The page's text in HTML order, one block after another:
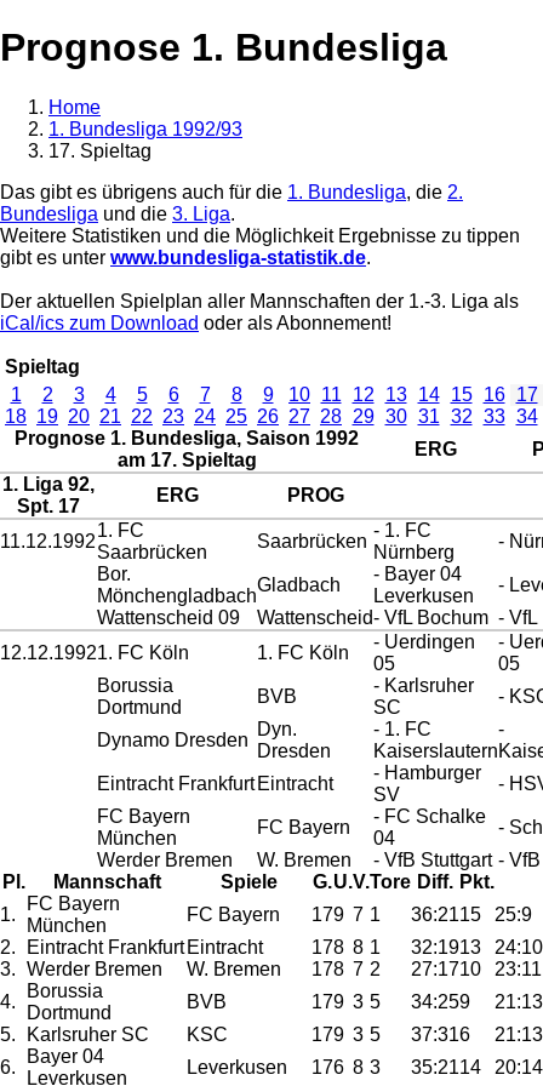
Prognose 1. Bundesliga
Home
1. Bundesliga 1992/93
17. Spieltag
Das gibt es übrigens auch für die 1. Bundesliga, die 2.
Bundesliga und die 3. Liga.
Weitere Statistiken und die Möglichkeit Ergebnisse zu tippen
gibt es unter www.bundesliga-statistik.de.
Der aktuellen Spielplan aller Mannschaften der 1.-3. Liga als
iCal/ics zum Download oder als Abonnement!
Spieltag
1
2 3 4 5 6 7 8 9 10 11 12 13 14 15 16
17
18 19 20 21 22 23 24 25 26 27 28 29 30 31 32 33 34
Prognose 1. Bundesliga, Saison 1992
am 17. Spieltag
ERG
1. Liga 92,
Spt. 17
ERG PROG
11.12.1992
1. FC
Saarbrücken
Saarbrücken
- 1. FC
Nürnberg
-
Bor.
Mönchengladbach
Gladbach
- Bayer 04
Leverkusen
-
Wattenscheid 09
Wattenscheid- VfL Bochum - VfL
12.12.19921. FC Köln 1. FC Köln
- Uerdingen
05
-
05
Borussia
Dortmund
BVB
- Karlsruher
SC
-
Dynamo Dresden
Dyn.
Dresden
- 1. FC
Kaiserslautern
-
Eintracht Frankfurt Eintracht
- Hamburger
SV
-
FC Bayern
München
FC Bayern
- FC Schalke
04
-
Werder Bremen
W. Bremen - VfB Stuttgart -
Pl.
Mannschaft Spiele G.U.V.Tore Diff. Pkt.
1.
FC Bayern
München
FC Bayern 179 7 1 36:2115
25:9
2.
Eintracht Frankfurt Eintracht 178 8 1 32:1913
24:10
3. Werder Bremen W. Bremen 178 7 2 27:1710
23:11
4.
Borussia
Dortmund
BVB 179 3 5 34:259
21:13
5.
Karlsruher SC KSC 179 3 5 37:316
21:13
6.
Bayer 04
Leverkusen
Leverkusen 176 8 3 35:2114 20:14